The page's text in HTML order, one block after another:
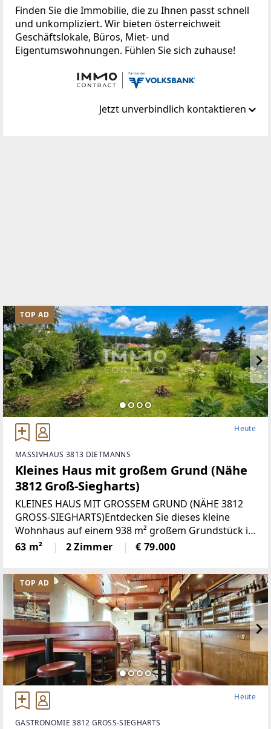
Finden Sie die Immobilie, die zu Ihnen passt schnell
und unkompliziert. Wir bieten österreichweit
Geschäftslokale, Büros, Miet- und
Eigentumswohnungen. Fühlen Sie sich zuhause!
Jetzt unverbindlich kontaktieren
TOP AD
Heute
MASSIVHAUS 3813 DIETMANNS
Kleines Haus mit großem Grund (Nähe
3812 Groß-Siegharts)
KLEINES HAUS MIT GROSSEM GRUND (NÄHE 3812
GROSS-SIEGHARTS)Entdecken Sie dieses kleine
Wohnhaus auf einem 938 m² großem Grundstück in
ruhiger Lage in Dietmanns. Ob als Hauptwohnsitz,
Zweitwohnsitz für zwei Personen oder
Vermietungsimmobilie – hier
63 m² 2 Zimmer € 79.000
TOP AD
Heute
GASTRONOMIE 3812 GROSS-SIEGHARTS